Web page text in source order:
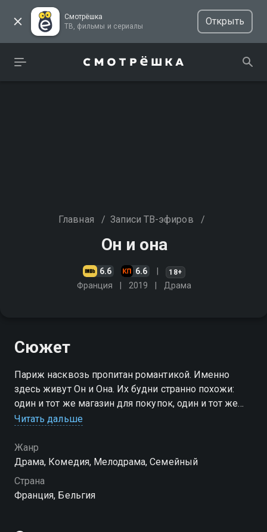
Смотрёшка
ТВ, фильмы и сериалы
Открыть
Главная / Записи ТВ-эфиров /
Он и она
6.6 6.6 18+
Франция 2019 Драма
Сюжет
Париж насквозь пропитан романтикой. Именно
здесь живут Он и Она. Их будни странно похожи:
один и тот же магазин для покупок, один и тот же
ресторан для ужинов. Но судьба пока не свела их
существовании друг друга. Оба одиноки, и в глубине
души надеются: вот‐вот случится встреча, которая
изменит всё. Смогут ли их пути наконец пересечься
или так и останутся параллельными линиями на
карте вечного города? «Он и она» — смотрите онлайн
Читать дальше
Жанр
Драма, Комедия, Мелодрама, Cемейный
Страна
Франция, Бельгия